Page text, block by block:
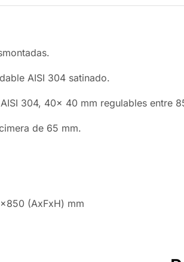
AISI 304 satinado.
304, 40x 40 mm regulables entre
de 65 mm.
(AxFxH) mm